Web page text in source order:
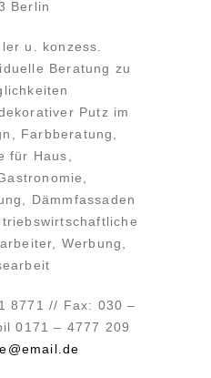
Berlin
u. konzess.
Beratung zu
Putz im
Farbberatung,
für Haus,
Dämmfassaden
Werbung,
8771 // Fax: 030 –
0171 – 4777 209